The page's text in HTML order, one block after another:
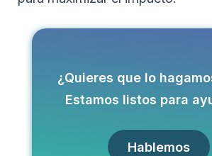
¿Quieres que lo
Estamos listos para
Hablemos